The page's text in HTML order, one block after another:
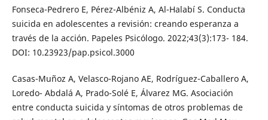
Fonseca-Pedrero E, Pérez-Albéniz A, Al-Halabí S. Conducta
suicida en adolescentes a revisión: creando esperanza a
través de la acción. Papeles Psicólogo. 2022;43(3):173- 184.
DOI: 10.23923/pap.psicol.3000
Casas-Muñoz A, Velasco-Rojano AE, Rodríguez-Caballero A,
Loredo- Abdalá A, Prado-Solé E, Álvarez MG. Asociación
entre conducta suicida y síntomas de otros problemas de